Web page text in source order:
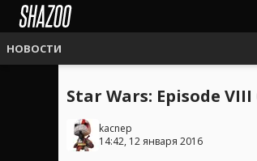
НОВОСТИ
Star Wars: Episode
kacnep
14:42, 12 января 2016